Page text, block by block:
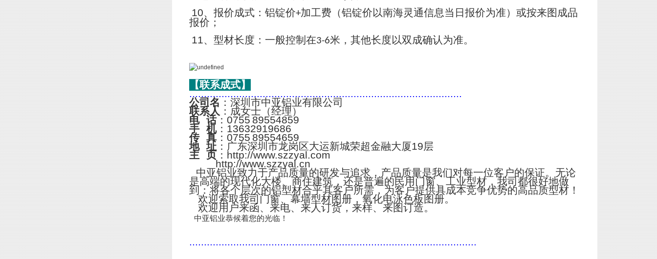
10、报价成式：铝锭价+加工费（铝锭价以南海灵通信息当日报价为准）或按来图成品
报价；
11、型材长度：一般控制在3-6米，其他长度以双成确认为准。
【联系成式】
.............................................................................................
公司名 ：深圳市中亚铝业有限公司
联系人 ：成女士（经理）
电 话：0755 89554859
手 机：13632919686
传 真：0755 89554659
地 址：广东深圳市龙岗区大运新城荣超金融大厦19层
主 页：http://www.szzyal.com
http://www.szzyal.cn
中亚铝业致力于产品质量的研发与追求，产品质量是我们对每一位客户的保证。无论
是高端的现代化大楼、商住建筑，还是普遍的民用门窗、工业型材，我司都很好地做
到：将各个层次的铝型材合乎其客户所需，为客户提供具成本竞争优势的高品质型材！
欢迎索取我司门窗、幕墙型材图册，氧化电泳色板图册。
欢迎用户来函、来电、来人订货，来样、来图订造。
中亚铝业恭候着您的光临！
..................................................................................................